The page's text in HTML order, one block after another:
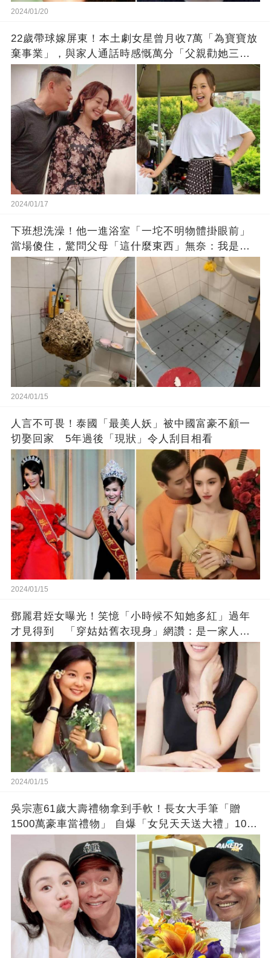
2024/01/20
22歲帶球嫁屏東！本土劇女星曾月收7萬「為寶寶放
棄事業」，與家人通話時感慨萬分「父親勸她三
思」：只有過一次眼淚
2024/01/17
下班想洗澡！他一進浴室「一坨不明物體掛眼前」
當場傻住，驚問父母「這什麼東西」無奈：我是親
生的嗎？
2024/01/15
人言不可畏！泰國「最美人妖」被中國富豪不顧一
切娶回家 5年過後「現狀」令人刮目相看
2024/01/15
鄧麗君姪女曝光！笑憶「小時候不知她多紅」過年
才見得到 「穿姑姑舊衣現身」網讚：是一家人沒
錯!
2024/01/15
吳宗憲61歲大壽禮物拿到手軟！長女大手筆「贈
1500萬豪車當禮物」 自爆「女兒天天送大禮」10年
徒弟也不甘示弱!